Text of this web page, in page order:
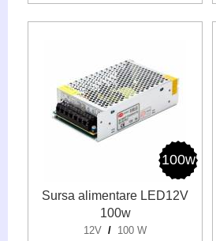
100w
Sursa alimentare LED12V
100w
12V / 100 W